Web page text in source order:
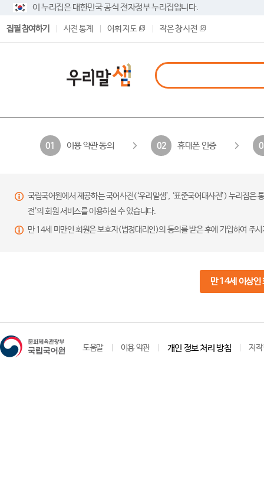
이 누리집은 대한민국 공식 전자정부 누리집입니다.
집필 참여하기 사전 통계 어휘 지도 작은 창 사전
01 이용 약관 동의 02 휴대폰 인증
국립국어원에서 제공하는 국어사전(‘우리말샘’, ‘표준국어대사전’) 누리집
전’의 회원 서비스를 이용하실 수 있습니다.
만 14세 미만인 회원은 보호자(법정대리인)의 동의를 받은 후에 가입하여 주
만 14세 이상인
도움말 이용 약관 개인 정보 처리 방침 저